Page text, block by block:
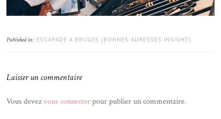
Published in: ESCAPADE A BRUGES (BONNES ADRESSES INSIGHT)
Laisser un commentaire
Vous devezvous connecterpour publier un commentaire.